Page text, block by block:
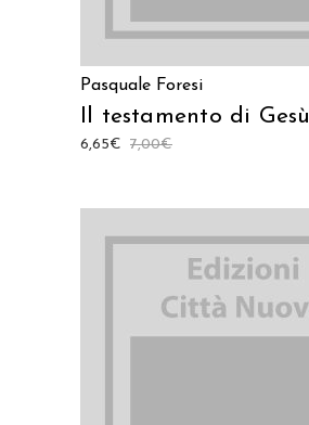
Pasquale Foresi
Il testamento di Gesù
7,00€
6,65€